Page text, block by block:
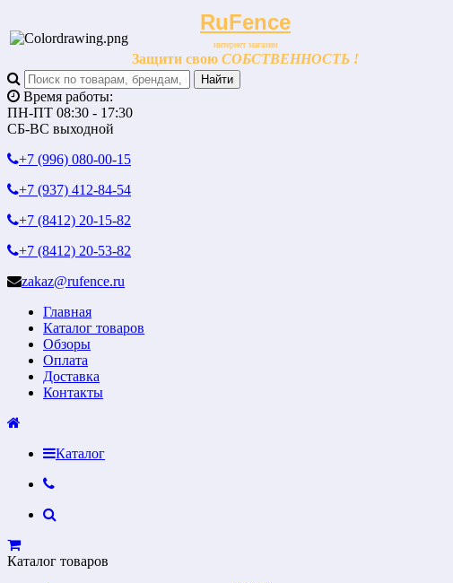
RuFence
интернет магазин
Защити свою СОБСТВЕННОСТЬ !
Время работы:
ПН-ПТ 08:30 - 17:30
СБ-ВС выходной
+7 (996) 080-00-15
+7 (937) 412-84-54
+7 (8412) 20-15-82
+7 (8412) 20-53-82
zakaz@rufence.ru
Главная
Каталог товаров
Обзоры
Оплата
Доставка
Контакты
Каталог
Каталог товаров